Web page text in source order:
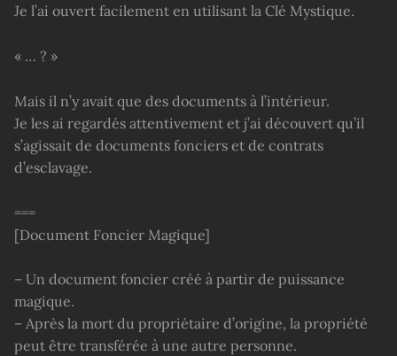
Je l’ai ouvert facilement en utilisant la Clé Mystique.
« … ? »
Mais il n’y avait que des documents à l’intérieur.
Je les ai regardés attentivement et j’ai découvert qu’il
s’agissait de documents fonciers et de contrats
d’esclavage.
===
[Document Foncier Magique]
– Un document foncier créé à partir de puissance
magique.
– Après la mort du propriétaire d’origine, la propriété
peut être transférée à une autre personne.